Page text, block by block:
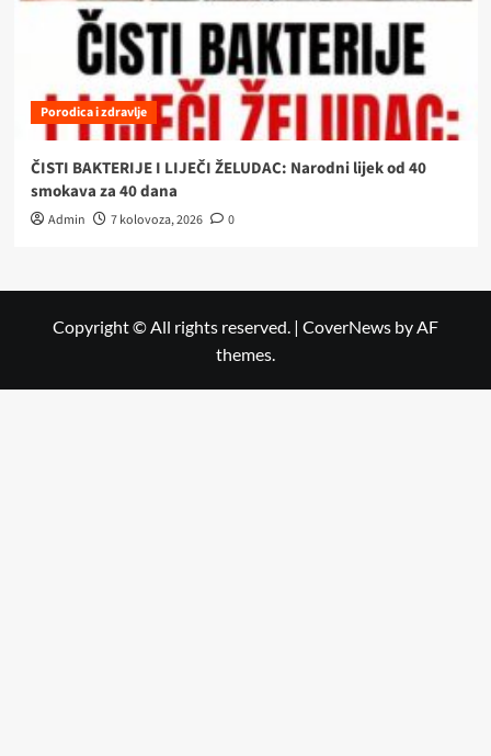
Porodica i zdravlje
ČISTI BAKTERIJE I LIJEČI ŽELUDAC: Narodni lijek od 40
smokava za 40 dana
Admin 7 kolovoza, 2026 0
Copyright © All rights reserved. | CoverNews by AF
themes.